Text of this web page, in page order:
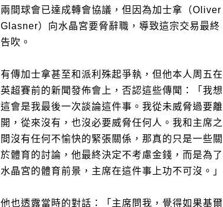
兩間球會已達成轉會協議，但因為加士拿（Oliver
Glasner）向水晶宮要脅辭職，導致這宗交易最終
告吹。
有傳加士拿甚至和派利殊起爭執，但他本人周五在
英超賽前的新聞發佈會上，否認這些傳聞：「我想
這會是我最後一次談論這件事。我從未威脅過要離
開，從來沒有，也沒必要威脅任何人。我和主席之
間沒有任何不愉快的緊張關係，那真的只是一些關
於體育的討論，他最終決定不考慮金錢，而是為了
水晶宮的體育前景，主席在這件事上功不可沒。」
他也透露當時的對話：「主席問我，覺得如果基爾